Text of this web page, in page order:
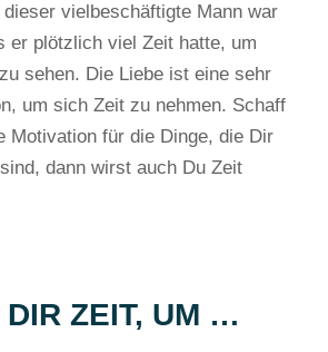
vielbeschäftigte Mann war
er plötzlich viel Zeit hatte, um
sehen. Die Liebe ist eine sehr
um sich Zeit zu nehmen. Schaff
Motivation für die Dinge, die Dir
dann wirst auch Du Zeit
DIR ZEIT, UM …